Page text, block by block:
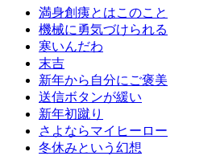
満身創痍とはこのこと
機械に勇気づけられる
寒いんだわ
末吉
新年から自分にご褒美
送信ボタンが緩い
新年初蹴り
さよならマイヒーロー
冬休みという幻想